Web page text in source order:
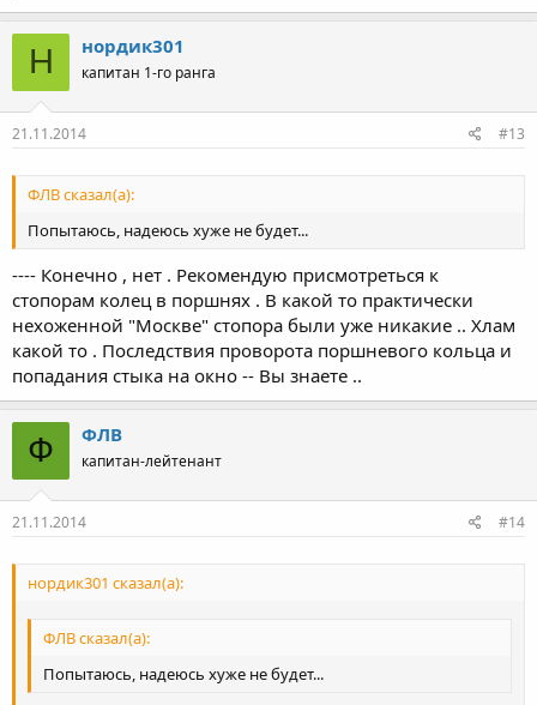
Н нордик301
капитан 1-го ранга
21.11.2014 #13
ФЛВ сказал(а):
Попытаюсь, надеюсь хуже не будет...
---- Конечно , нет . Рекомендую присмотреться к
стопорам колец в поршнях . В какой то практически
нехоженной "Москве" стопора были уже никакие .. Хлам
какой то . Последствия проворота поршневого кольца и
попадания стыка на окно -- Вы знаете ..
Ф ФЛВ
капитан-лейтенант
21.11.2014 #14
нордик301 сказал(а):
ФЛВ сказал(а):
Попытаюсь, надеюсь хуже не будет...